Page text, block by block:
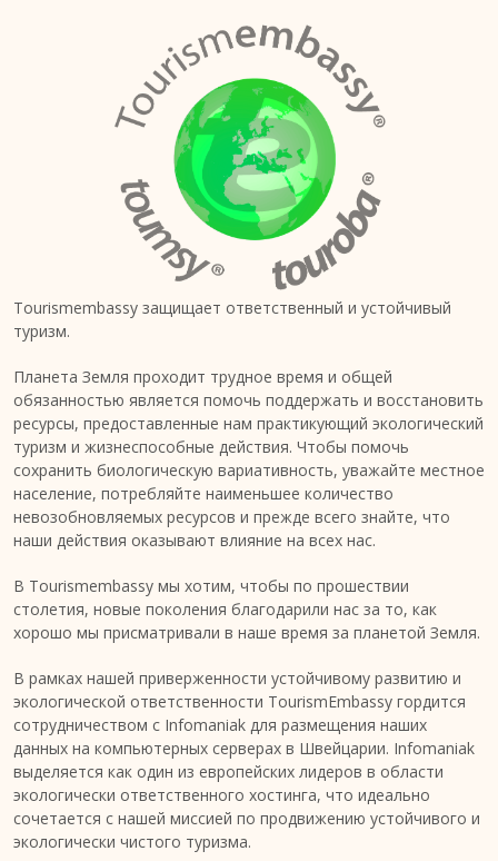
Tourismembassy защищает ответственный и устойчивый
туризм.
Планета Земля проходит трудное время и общей
обязанностью является помочь поддержать и восстановить
ресурсы, предоставленные нам практикующий экологический
туризм и жизнеспособные действия. Чтобы помочь
сохранить биологическую вариативность, уважайте местное
население, потребляйте наименьшее количество
невозобновляемых ресурсов и прежде всего знайте, что
наши действия оказывают влияние на всех нас.
В Tourismembassy мы хотим, чтобы по прошествии
столетия, новые поколения благодарили нас за то, как
хорошо мы присматривали в наше время за планетой Земля.
В рамках нашей приверженности устойчивому развитию и
экологической ответственности TourismEmbassy гордится
сотрудничеством с Infomaniak для размещения наших
данных на компьютерных серверах в Швейцарии. Infomaniak
выделяется как один из европейских лидеров в области
экологически ответственного хостинга, что идеально
сочетается с нашей миссией по продвижению устойчивого и
экологически чистого туризма.